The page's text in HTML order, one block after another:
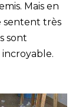
Mais en
sentent très
sont